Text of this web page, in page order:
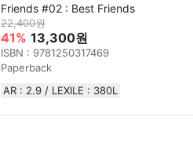
Friends #02 : Best Friends
22,400원
41% 13,300원
ISBN : 9781250317469
Paperback
AR : 2.9 / LEXILE : 380L